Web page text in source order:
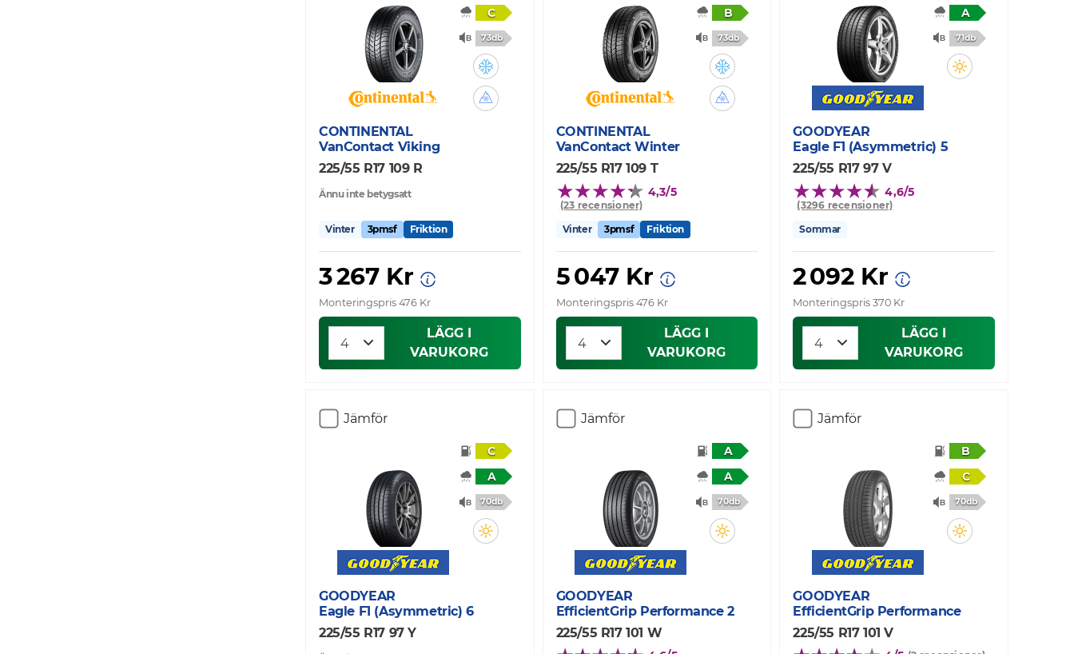
C
73db
CONTINENTAL
VanContact Viking
225/55 R17 109 R
Ännu inte betygsatt
Vinter 3pmsf Friktion
3 267 Kr
Monteringspris 476 Kr
LÄGG I
VARUKORG
B
73db
CONTINENTAL
VanContact Winter
225/55 R17 109 T
4,3/5
(23 recensioner)
Vinter
3pmsf Friktion
5 047 Kr
Monteringspris 476 Kr
LÄGG I
VARUKORG
A
71db
GOODYEAR
Eagle F1 (Asymmetric) 5
225/55 R17 97 V
4,6/5
(3296 recensioner)
Sommar
2 092 Kr
Monteringspris 370 Kr
LÄGG I
VARUKORG
Jämför
C
A
70db
GOODYEAR
Eagle F1 (Asymmetric) 6
225/55 R17 97 Y
Jämför
A
A
70db
GOODYEAR
EfficientGrip Performance 2
225/55 R17 101 W
Jämför
B
C
70db
GOODYEAR
EfficientGrip Performance
225/55 R17 101 V